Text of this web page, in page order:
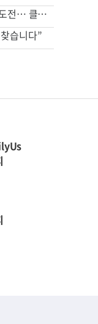
감독은 모로코, 보지냐는 칠레서 새도전… 클럽에서 이어지는 카보베르데 동화
습니다”